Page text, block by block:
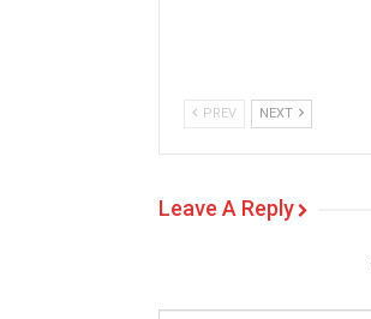
PREV NEXT
Leave A Reply